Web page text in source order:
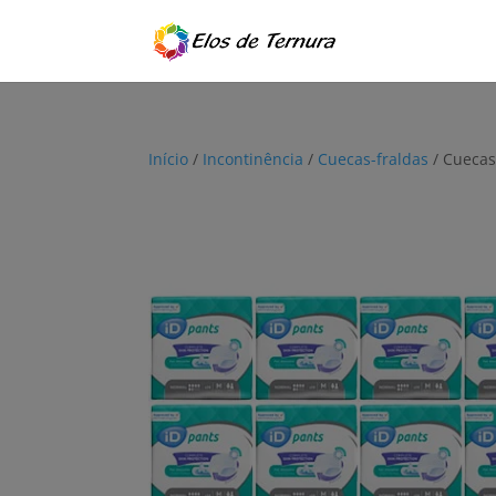
Início / Incontinência / Cuecas-fraldas /